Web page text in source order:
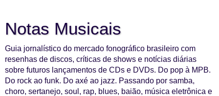
Notas Musicais
Guia jornalístico do mercado fonográfico brasileiro com
resenhas de discos, críticas de shows e notícias diárias
sobre futuros lançamentos de CDs e DVDs. Do pop à MPB.
Do rock ao funk. Do axé ao jazz. Passando por samba,
choro, sertanejo, soul, rap, blues, baião, música eletrônica e